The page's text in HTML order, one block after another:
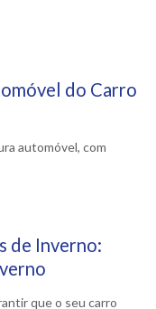
do Carro
automóvel, com
de Inverno:
que o seu carro